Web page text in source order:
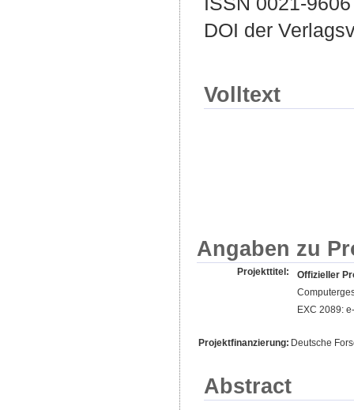
DOI der
Volltext
Angaben zu
Projekttitel:
Offizieller
EXC 2089:
Projektfinanzierung: Deutsche
Abstract